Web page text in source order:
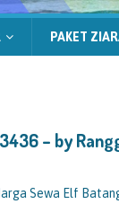
PAKET
– by
Sewa Elf